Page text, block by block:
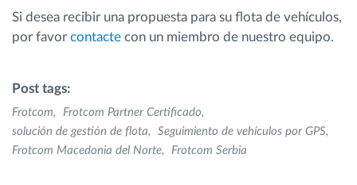
Si desea recibir una propuesta para su flota de vehículos,
por favor contacte con un miembro de nuestro equipo.
Post tags:
Frotcom
Frotcom Partner Certificado
solución de gestión de flota
Seguimiento de vehículos por GPS
Frotcom Macedonia del Norte
Frotcom Serbia